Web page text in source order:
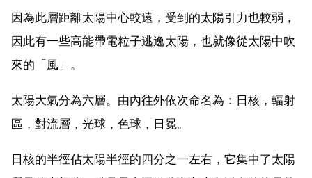
因為此層距離太陽中心較遠，受到的太陽引力也較弱，
因此有一些高能帶電粒子逃逸太陽，也就像從太陽中吹
來的「風」。
太陽大氣分為六層。由內往外依次命名為：日核，輻射
區，對流層，光球，色球，日冕。
日核的半徑佔太陽半徑的四分之一左右，它集中了太陽